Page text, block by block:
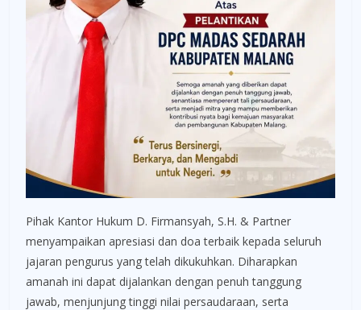
Pihak Kantor Hukum D. Firmansyah, S.H. & Partner
menyampaikan apresiasi dan doa terbaik kepada seluruh
jajaran pengurus yang telah dikukuhkan. Diharapkan
amanah ini dapat dijalankan dengan penuh tanggung
jawab, menjunjung tinggi nilai persaudaraan, serta